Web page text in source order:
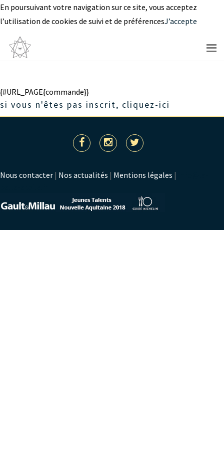
En poursuivant votre navigation sur ce site, vous acceptez
l’utilisation de cookies de suivi et de préférencesJ’accepte
{#URL_PAGE{commande}}
si vous n'êtes pas inscrit, cliquez-ici
Nous contacter | Nos actualités | Mentions légales |